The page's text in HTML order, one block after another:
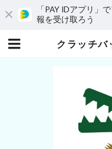
「PAY IDアプリ」
報を受け取ろう